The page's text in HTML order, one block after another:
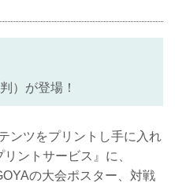
）が登場！
ンツをプリントし手に入れ
ントサービス』に、
の大会ポスター、対戦